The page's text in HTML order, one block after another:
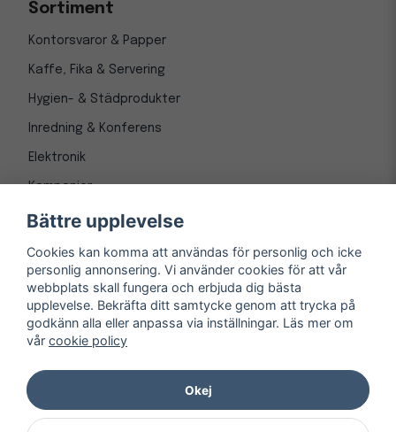
Sortiment
Kontorsvaror & Papper
Kaffe, Fika & Servering
Hygien- & Städprodukter
Inredning & Konferens
Elektronik
Kampanjer
© Copyright 1997-2026
Bättre upplevelse
Cookies kan komma att användas för personlig och icke
personlig annonsering. Vi använder cookies för att vår
webbplats skall fungera och erbjuda dig bästa
upplevelse. Bekräfta ditt samtycke genom att trycka på
godkänn alla eller anpassa via inställningar. Läs mer om
vår cookie policy
Okej